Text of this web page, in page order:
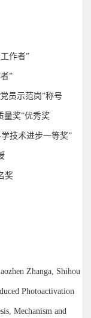
作者”
”
员示范岗”称号
量奖”优秀奖
技术进步一等奖”
奖
Zhanga, Shihou
Photoactivation
Mechanism and